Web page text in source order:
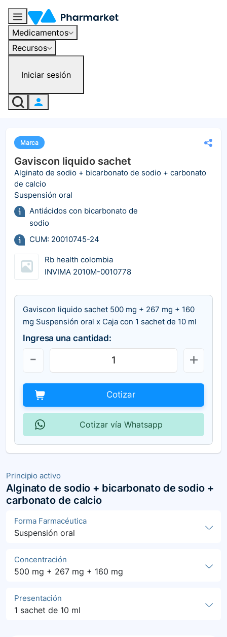
Medicamentos
Recursos
Iniciar sesión
Principio activo
Alginato de sodio + bicarbonato de sodio +
carbonato de calcio
Forma Farmacéutica
Suspensión oral
Concentración
500 mg + 267 mg + 160 mg
Presentación
1 sachet de 10 ml
Marca
Gaviscon liquido sachet
Alginato de sodio + bicarbonato de sodio + carbonato
de calcio
Suspensión oral
Antiácidos con bicarbonato de
sodio
CUM: 20010745-24
Rb health colombia
INVIMA 2010M-0010778
Gaviscon liquido sachet 500 mg + 267 mg + 160
mg Suspensión oral x Caja con 1 sachet de 10 ml
Ingresa una cantidad:
Cotizar
Cotizar vía Whatsapp